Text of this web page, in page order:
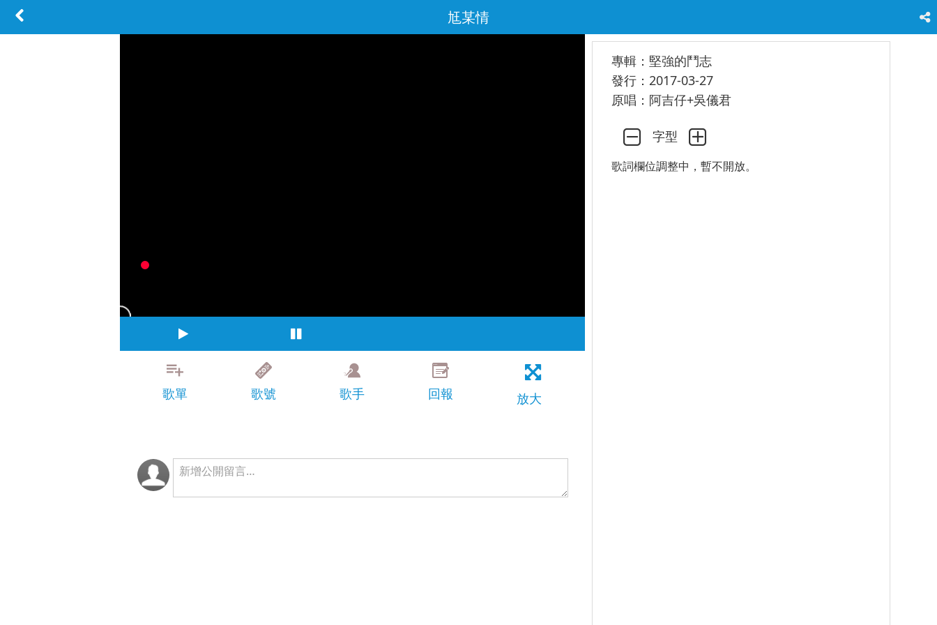
尪某情
歌單 歌號 歌手 回報 放大
專輯：堅強的鬥志
發行：2017-03-27
原唱：阿吉仔+吳儀君
字型
歌詞欄位調整中，暫不開放。